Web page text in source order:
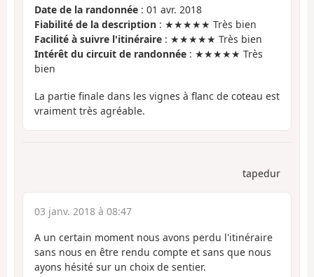
Date de la randonnée : 01 avr. 2018
Fiabilité de la description : ★★★★★ Très bien
Facilité à suivre l'itinéraire : ★★★★★ Très bien
Intérêt du circuit de randonnée : ★★★★★ Très
bien
La partie finale dans les vignes à flanc de coteau est
vraiment très agréable.
tapedur
03 janv. 2018 à 08:47
A un certain moment nous avons perdu l'itinéraire
sans nous en être rendu compte et sans que nous
ayons hésité sur un choix de sentier.